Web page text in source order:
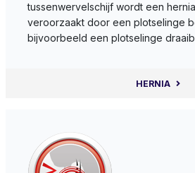
tussenwervelschijf wordt een
veroorzaakt door een plotselinge
bijvoorbeeld een plotselinge
HERNIA